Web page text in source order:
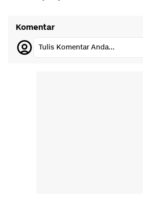
Komentar
Tulis Komentar Anda...